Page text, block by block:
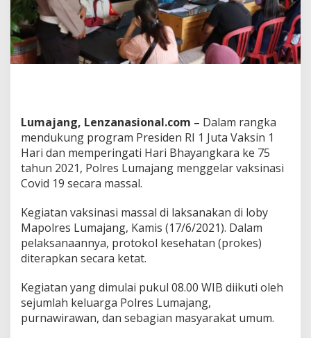
n
J
o
k
o
o
l
r
e
s
L
m
a
j
a
n
G
e
a
Lumajang, Lenzanasional.com – Dalam rangka
mendukung program Presiden RI 1 Juta Vaksin 1
Hari dan memperingati Hari Bhayangkara ke 75
tahun 2021, Polres Lumajang menggelar vaksinasi
Covid 19 secara massal.
Kegiatan vaksinasi massal di laksanakan di loby
Mapolres Lumajang, Kamis (17/6/2021). Dalam
pelaksanaannya, protokol kesehatan (prokes)
diterapkan secara ketat.
Kegiatan yang dimulai pukul 08.00 WIB diikuti oleh
sejumlah keluarga Polres Lumajang,
purnawirawan, dan sebagian masyarakat umum.